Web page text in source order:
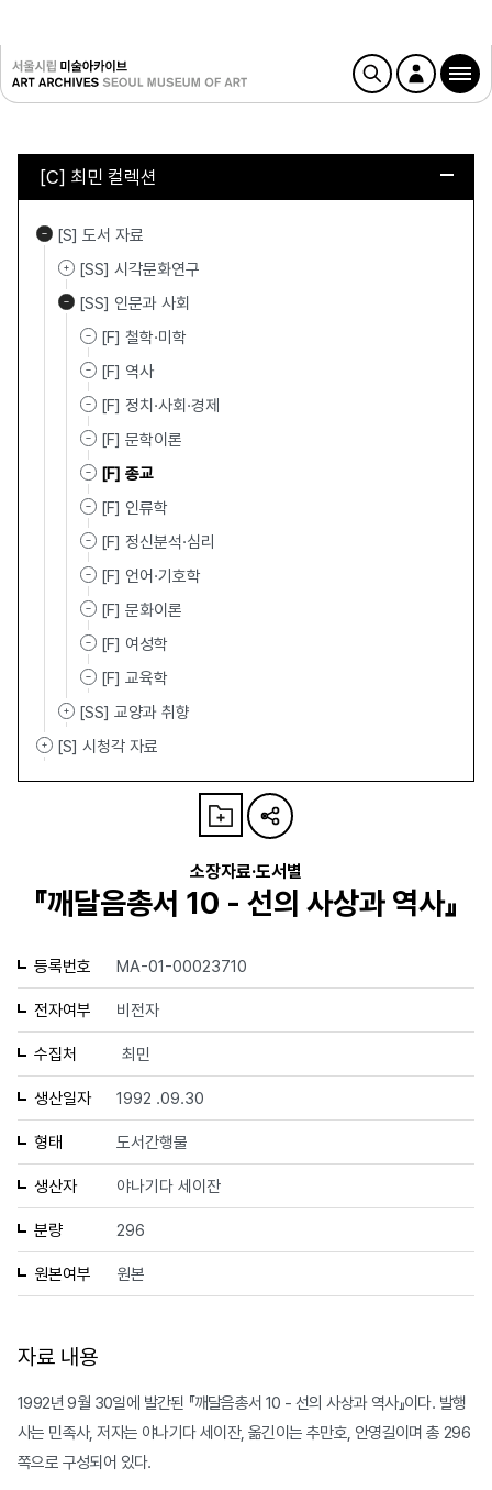
[C] 최민 컬렉션
[S] 도서 자료
[SS] 시각문화연구
[SS] 인문과 사회
[F] 철학·미학
[F] 역사
[F] 정치·사회·경제
[F] 문학이론
[F] 종교
[F] 인류학
[F] 정신분석·심리
[F] 언어·기호학
[F] 문화이론
[F] 여성학
[F] 교육학
[SS] 교양과 취향
[S] 시청각 자료
소장자료·도서별
『깨달음총서 10 - 선의 사상과 역사』
등록번호 MA-01-00023710
전자여부 비전자
수집처 최민
생산일자 1992 .09.30
형태 도서간행물
생산자 야나기다 세이잔
분량 296
원본여부 원본
자료 내용
1992년 9월 30일에 발간된 『깨달음총서 10 - 선의 사상과 역사』이다. 발행
사는 민족사, 저자는 야나기다 세이잔, 옮긴이는 추만호, 안영길이며 총 296
쪽으로 구성되어 있다.